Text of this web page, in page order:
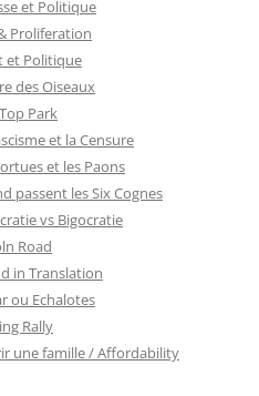
et Politique
Proliferation
et Politique
des Oiseaux
Park
et la Censure
et les Paons
passent les Six Cognes
vs Bigocratie
Road
in Translation
ou Echalotes
Rally
une famille / Affordability